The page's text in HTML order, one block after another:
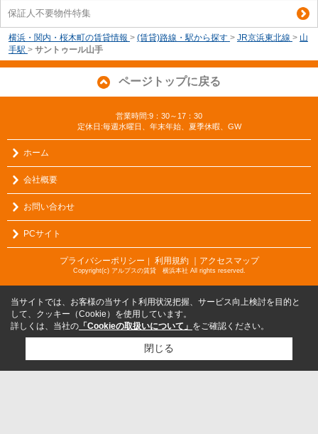
保証人不要物件特集
横浜・関内・桜木町の賃貸情報 > (賃貸)路線・駅から探す > JR京浜東北線 > 山
手駅 > サントゥール山手
ページトップに戻る
営業時間:9：30～17：30
定休日:毎週水曜日、年末年始、夏季休暇、GW
ホーム
会社概要
お問い合わせ
PCサイト
プライバシーポリシー 利用規約 ｜アクセスマップ
Copyright(c) アルプスの賃貸 横浜本社 All rights reserved.
当サイトでは、お客様の当サイト利用状況把握、サービス向上検討を目的と
して、クッキー（Cookie）を使用しています。
詳しくは、当社の 「Cookieの取扱いについて」 をご確認ください。
閉じる